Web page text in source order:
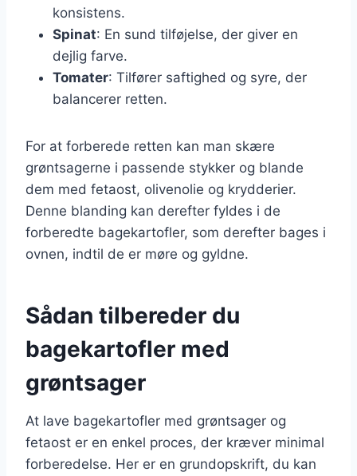
konsistens.
Spinat: En sund tilføjelse, der giver en
dejlig farve.
Tomater: Tilfører saftighed og syre, der
balancerer retten.
For at forberede retten kan man skære
grøntsagerne i passende stykker og blande
dem med fetaost, olivenolie og krydderier.
Denne blanding kan derefter fyldes i de
forberedte bagekartofler, som derefter bages i
ovnen, indtil de er møre og gyldne.
Sådan tilbereder du
bagekartofler med
grøntsager
At lave bagekartofler med grøntsager og
fetaost er en enkel proces, der kræver minimal
forberedelse. Her er en grundopskrift, du kan